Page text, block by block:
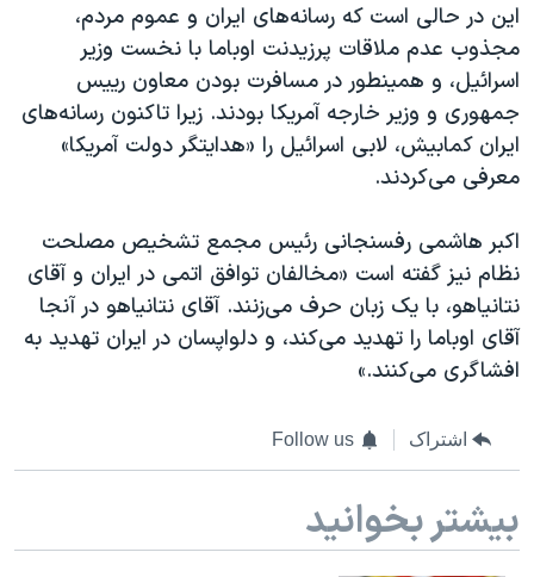
این در حالی است که رسانه‌های ایران و عموم مردم،
مجذوب عدم ملاقات پرزیدنت اوباما با نخست وزیر
اسرائیل، و همینطور در مسافرت بودن معاون رییس
جمهوری و وزیر خارجه آمریکا بودند. زیرا تاکنون رسانه‌های
ایران کمابیش، لابی اسرائیل را «هدایتگر دولت آمریکا»
معرفی می‌کردند.
اکبر هاشمی رفسنجانی رئیس مجمع تشخیص مصلحت
نظام نیز گفته است «مخالفان توافق اتمی در ایران و آقای
نتانیاهو، با یک زبان حرف می‌زنند. آقای نتانیاهو در آنجا
آقای اوباما را تهدید می‌کند، و دلواپسان در ایران تهدید به
افشاگری می‌کنند.»
اشتراک Follow us
بیشتر بخوانید